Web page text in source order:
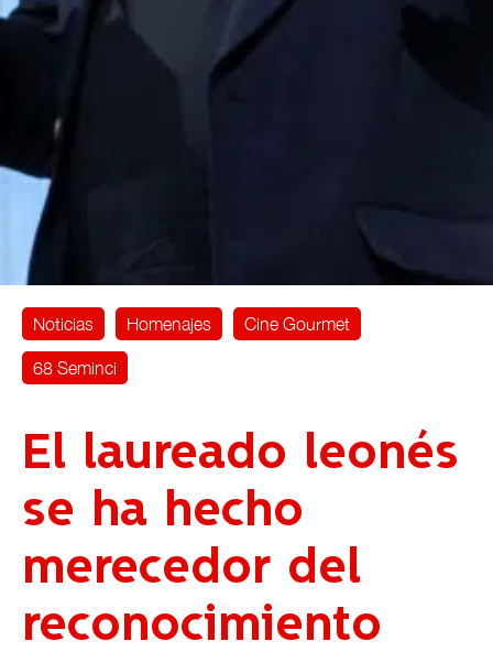
Noticias Homenajes Cine Gourmet
68 Seminci
El laureado leonés
se ha hecho
merecedor del
reconocimiento